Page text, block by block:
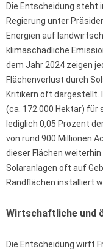
Die Entscheidung steht
Regierung unter
Energien auf
klimaschädliche
dem Jahr 2024 zeigen
Flächenverlust durch
Kritikern oft dargestellt.
(ca. 172.000 Hektar)
lediglich 0,05 Prozent
von rund 900 Millionen
dieser Flächen
Solaranlagen oft auf
Randflächen installiert
Wirtschaftliche und
Die Entscheidung wirft